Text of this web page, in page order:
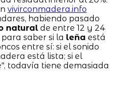
vivirconmadera.info
habiendo pasado
naturalde entre 12 y 24
saber si la leña está
entre sí: si el sonido
está lista; si el
todavía tiene demasiada